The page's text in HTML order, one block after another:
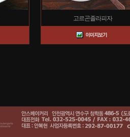
고르곤졸라피자